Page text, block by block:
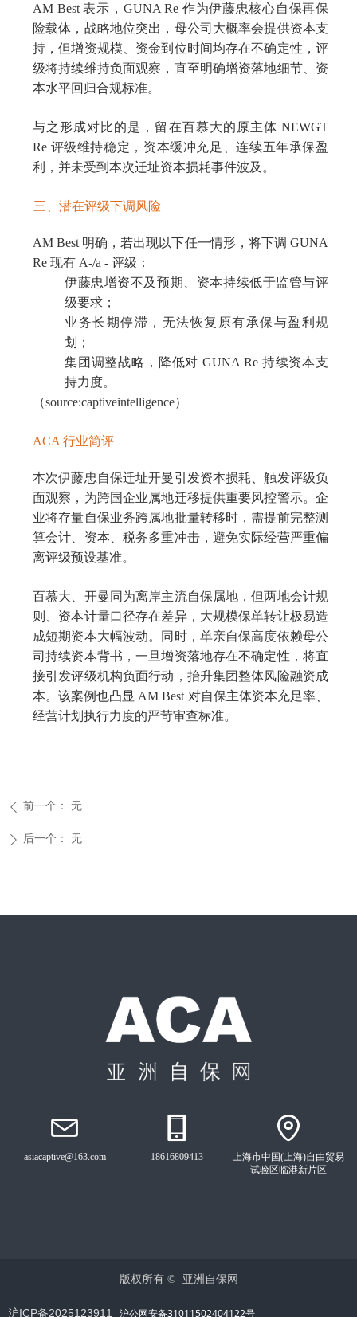
AM Best 表示，GUNA Re 作为伊藤忠核心自保再保
险载体，战略地位突出，母公司大概率会提供资本支
持，但增资规模、资金到位时间均存在不确定性，评
级将持续维持负面观察，直至明确增资落地细节、资
本水平回归合规标准。
与之形成对比的是，留在百慕大的原主体 NEWGT
Re 评级维持稳定，资本缓冲充足、连续五年承保盈
利，并未受到本次迁址资本损耗事件波及。
三、潜在评级下调风险
AM Best 明确，若出现以下任一情形，将下调 GUNA
Re 现有 A-/a - 评级：
伊藤忠增资不及预期、资本持续低于监管与评
级要求；
业务长期停滞，无法恢复原有承保与盈利规
划；
集团调整战略，降低对 GUNA Re 持续资本支
持力度。
（source:captiveintelligence）
ACA 行业简评
本次伊藤忠自保迁址开曼引发资本损耗、触发评级负
面观察，为跨国企业属地迁移提供重要风控警示。企
业将存量自保业务跨属地批量转移时，需提前完整测
算会计、资本、税务多重冲击，避免实际经营严重偏
离评级预设基准。
百慕大、开曼同为离岸主流自保属地，但两地会计规
则、资本计量口径存在差异，大规模保单转让极易造
成短期资本大幅波动。同时，单亲自保高度依赖母公
司持续资本背书，一旦增资落地存在不确定性，将直
接引发评级机构负面行动，抬升集团整体风险融资成
本。该案例也凸显 AM Best 对自保主体资本充足率、
经营计划执行力度的严苛审查标准。
ꄴ 前一个： 无
ꄲ 后一个： 无
asiacaptive@163.com 18616809413
上海市中国(上海)自由贸易
试验区临港新片区
版权所有 © 亚洲自保网
沪ICP备2025123911 沪公网安备31011502404122号